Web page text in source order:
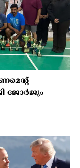
ജോര്‍ജും